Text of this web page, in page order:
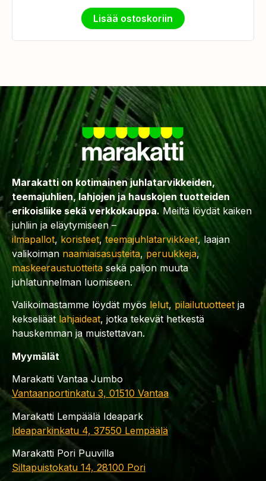
Lisää ostoskoriin
Marakatti on kotimainen juhlatarvikkeiden,
teemajuhlien, lahjojen ja hauskojen tuotteiden
erikoisliike sekä verkkokauppa. Meiltä löydät kaiken
juhliin ja eläytymiseen –
ilmapallot, koristeet,teemajuhlatarvikkeet, laajan
valikoiman naamiaisasusteita, peruukkeja,
maskeeraustuotteita sekä paljon muuta
juhlatunnelman luomiseen.
Valikoimastamme löydät myös lelut,pilailutuotteet ja
kekseliäät lahjaideat, jotka tekevät hetkestä
hauskemman ja muistettavan.
Myymälät
Marakatti Vantaa Jumbo
Vantaanportinkatu 3, 01510 Vantaa
Marakatti Lempäälä Ideapark
Ideaparkinkatu 4, 37550 Lempäälä
Marakatti Pori Puuvilla
Siltapuistokatu 14, 28100 Pori